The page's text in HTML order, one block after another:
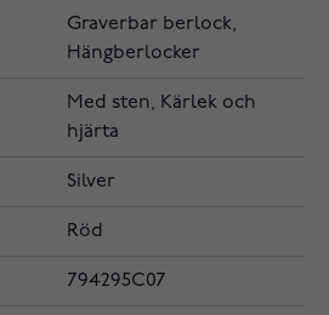
Graverbar berlock,
Hängberlocker
Med sten, Kärlek och
hjärta
Silver
Röd
794295C07